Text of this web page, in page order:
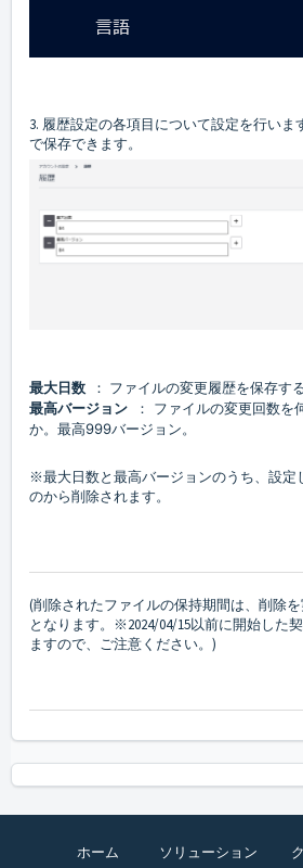
3. 履歴設定の各項目について設定を行いま
で保存できます。
最大日数 ： ファイルの変更履歴を保存す
最高バージョン
： ファイルの変更回数を
か。最高999バージョン。
※最大日数と最高バージョンのうち、設定
のから削除されます。
(削除されたファイルの保持期間は、削除
となります。※2024/04/15以前に開始した
ますので、ご注意ください。)
ホーム ソリューション